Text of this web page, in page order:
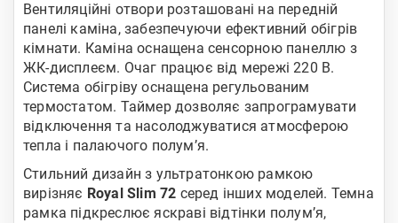
Вентиляційні отвори розташовані на передній
панелі каміна, забезпечуючи ефективний обігрів
кімнати. Каміна оснащена сенсорною панеллю з
ЖК-дисплеєм. Очаг працює від мережі 220 В.
Система обігріву оснащена регульованим
термостатом. Таймер дозволяє запрограмувати
відключення та насолоджуватися атмосферою
тепла і палаючого полум’я.
Стильний дизайн з ультратонкою рамкою
вирізняє Royal Slim 72 серед інших моделей. Темна
рамка підкреслює яскраві відтінки полум’я,